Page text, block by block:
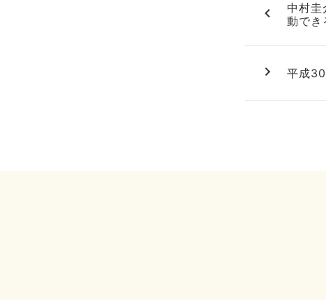
navigate_before
中村
動でき
navigate_next 平成